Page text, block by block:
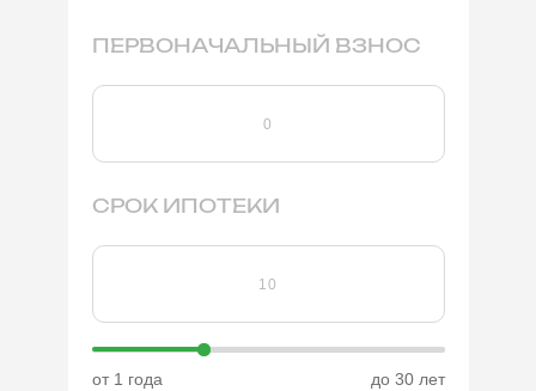
ПЕРВОНАЧАЛЬНЫЙ ВЗНОС
СРОК ИПОТЕКИ
от 1 года до 30 лет